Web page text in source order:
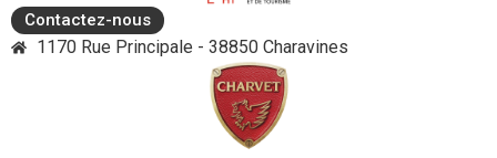
Contactez-nous
1170 Rue Principale - 38850 Charavines